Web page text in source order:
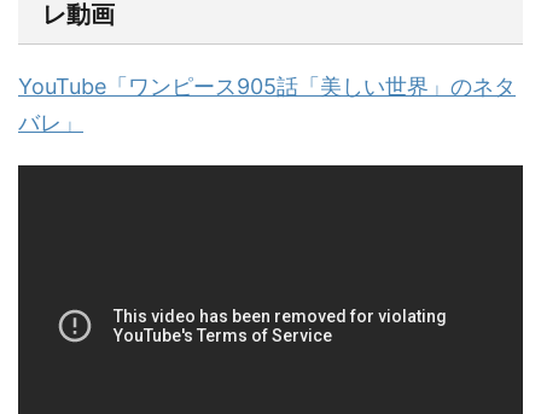
レ動画
YouTube「ワンピース905話「美しい世界」のネタ
バレ」